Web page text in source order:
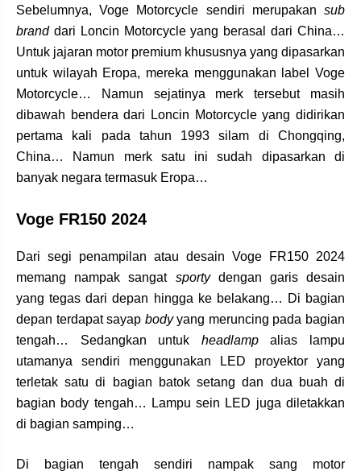
Sebelumnya, Voge Motorcycle sendiri merupakan sub
branddari Loncin Motorcycle yang berasal dari China…
Untuk jajaran motor premium khususnya yang dipasarkan
untuk wilayah Eropa, mereka menggunakan label Voge
Motorcycle… Namun sejatinya merk tersebut masih
dibawah bendera dari Loncin Motorcycle yang didirikan
pertama kali pada tahun 1993 silam di Chongqing,
China… Namun merk satu ini sudah dipasarkan di
banyak negara termasuk Eropa…
Voge FR150 2024
Dari segi penampilan atau desain Voge FR150 2024
memang nampak sangat sportydengan garis desain
yang tegas dari depan hingga ke belakang… Di bagian
depan terdapat sayap bodyyang meruncing pada bagian
tengah… Sedangkan untuk headlampalias lampu
utamanya sendiri menggunakan LED proyektor yang
terletak satu di bagian batok setang dan dua buah di
bagian body tengah… Lampu sein LED juga diletakkan
di bagian samping…
Di bagian tengah sendiri nampak sang motor